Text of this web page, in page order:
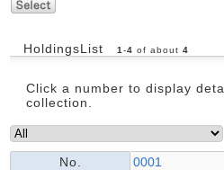
HoldingsList 1 -4 of about 4
Click a number to display
collection.
No.
0001